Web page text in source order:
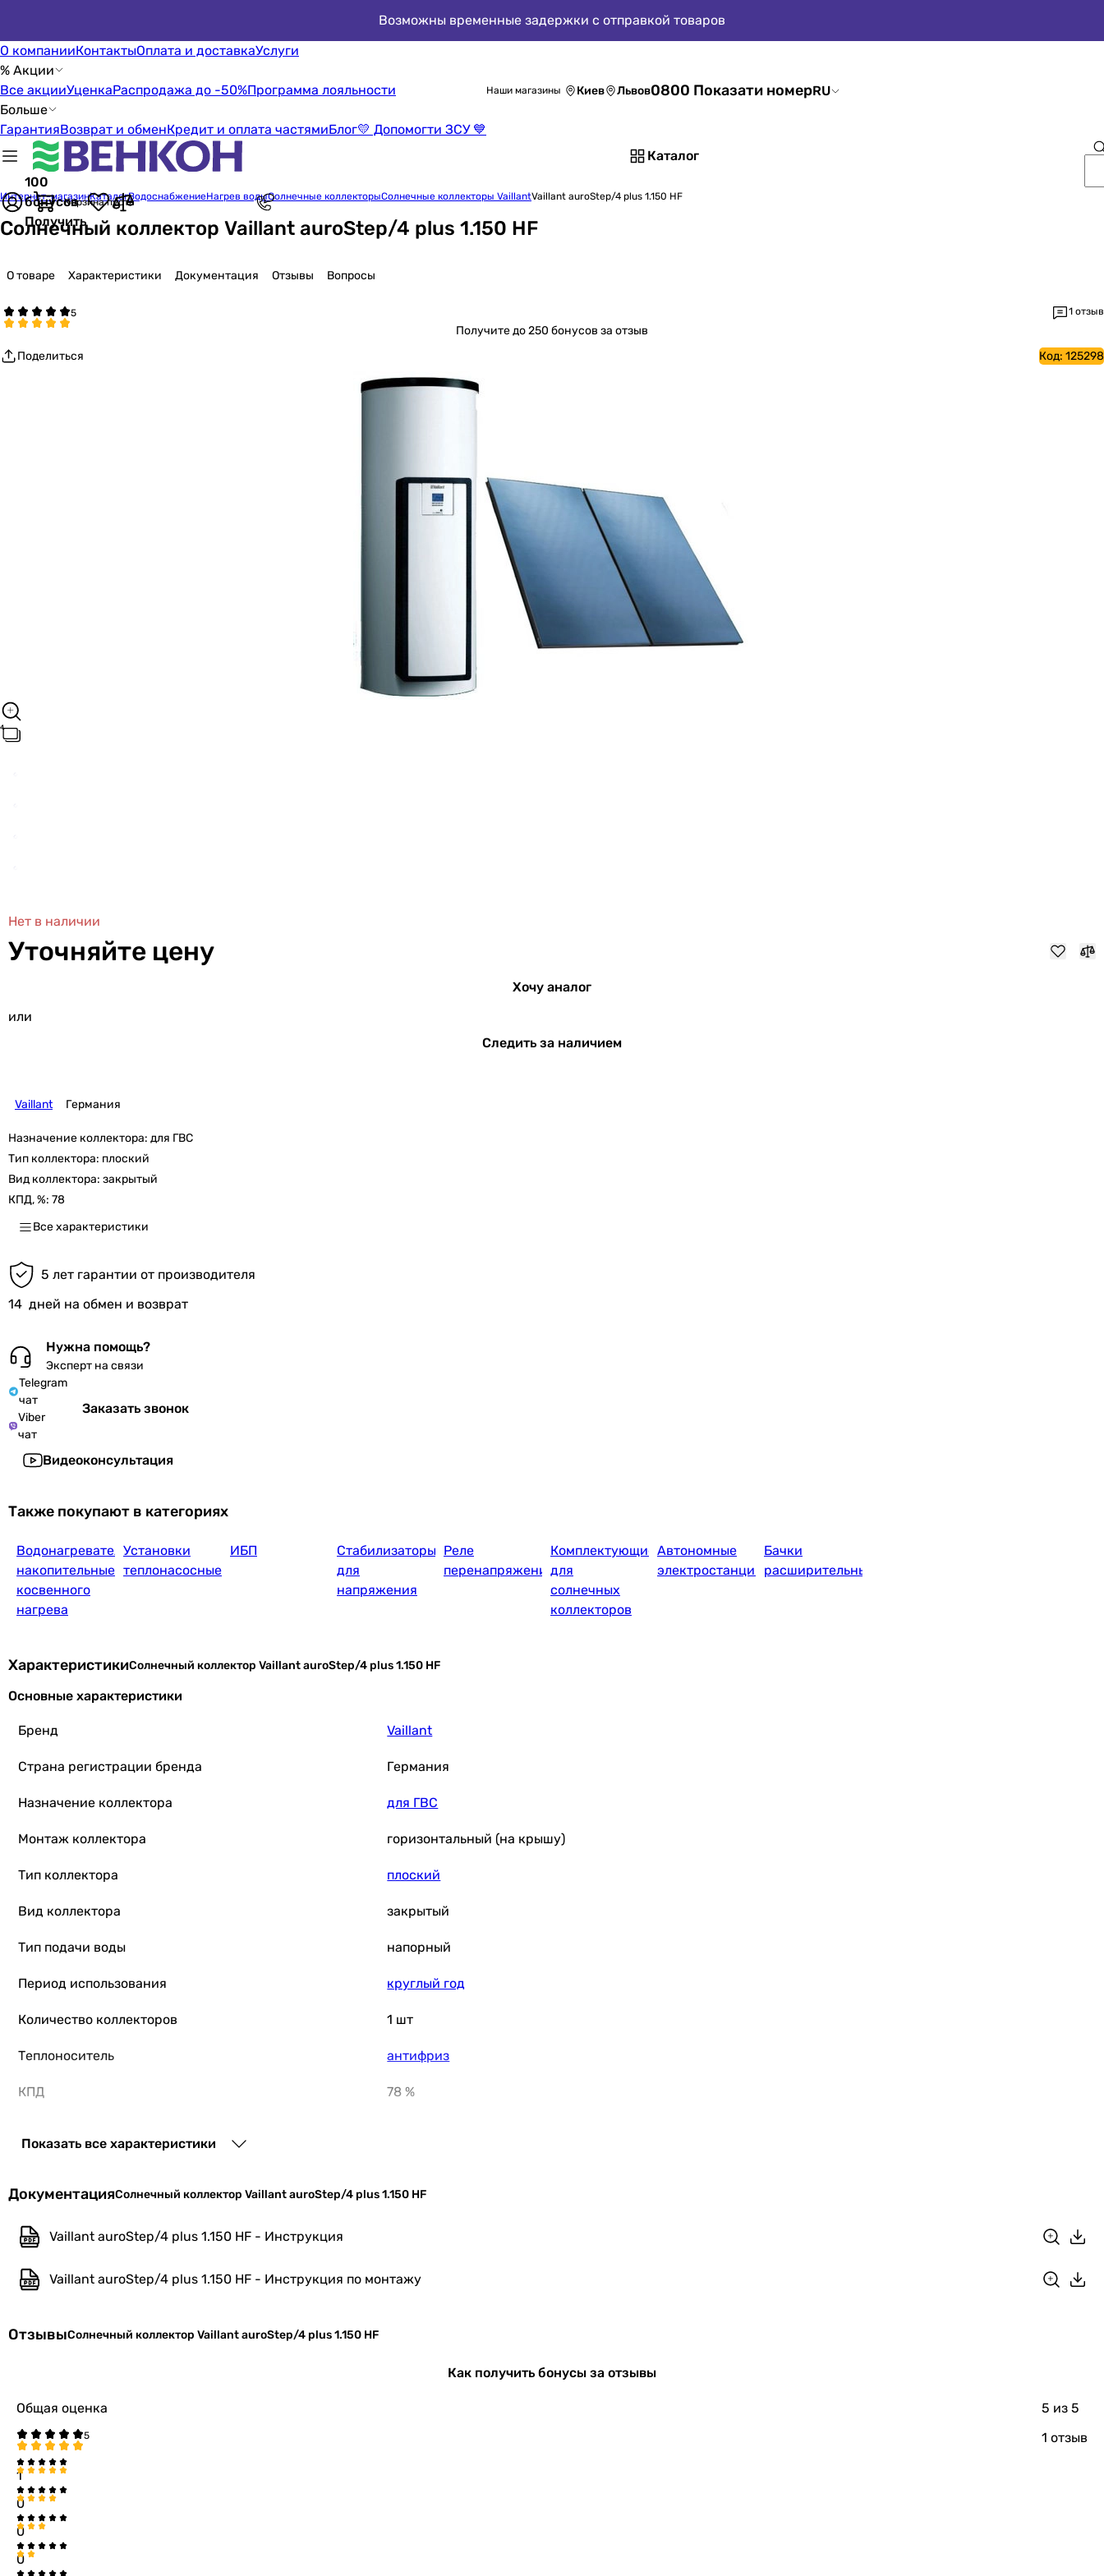
Возможны временные задержки с отправкой товаров
О компанииКонтактыОплата и доставкаУслуги
% Акции
Все акцииУценкаРаспродажа до -50%Программа лояльности
Больше
ГарантияВозврат и обменКредит и оплата частямиБлог💛 Допомогти ЗСУ 💙
Наши магазины Киев Львов0800 Показати номерRU
Каталог
100
бонусов
Получить
Корзина пуста
Интернет-магазинКаталогВодоснабжениеНагрев водыСолнечные коллекторыСолнечные коллекторы VaillantVaillant auroStep/4 plus 1.150 HF
Солнечный коллектор Vaillant auroStep/4 plus 1.150 HF
О товаре Характеристики Документация Отзывы Вопросы
1 отзыв
Получитедо 250 бонусов за отзыв
Поделиться
Код: 125298
Нет в наличии
Уточняйте цену
Хочу аналог
или
Следить за наличием
Vaillant Германия
Назначение коллектора: для ГВС
Тип коллектора: плоский
Вид коллектора: закрытый
КПД, %: 78
Все характеристики
5 лет гарантии от производителя
14 дней на обмен и возврат
Нужна помощь?
Эксперт на связи
Telegram
чат
Viber
чат
Заказать звонок
Видеоконсультация
Также покупают в категориях
Водонагреватели
накопительные
косвенного
нагрева
Установки
теплонасосные
ИБП
Стабилизаторы
для
напряжения
Реле
перенапряжения
Комплектующие
для
солнечных
коллекторов
Автономные
электростанции
Бачки
расширительные
ХарактеристикиСолнечный коллектор Vaillant auroStep/4 plus 1.150 HF
Основные характеристики
Бренд Vaillant
Страна регистрации бренда Германия
Назначение коллектора для ГВС
Монтаж коллектора горизонтальный (на крышу)
Тип коллектора плоский
Вид коллектора закрытый
Тип подачи воды напорный
Период использования круглый год
Количество коллекторов 1 шт
Теплоноситель антифриз
КПД 78 %
Коэф. поглощения абсорбера α 95 %
Коэф. излучения абсорбера ε
Коэф. потери тепла k1 3.93 Вт/(м²·К)
Производство
Особенности
Физические характеристики
Ширина
Высота
Показать все характеристики
ДокументацияСолнечный коллектор Vaillant auroStep/4 plus 1.150 HF
Vaillant auroStep/4 plus 1.150 HF - Инструкция
Vaillant auroStep/4 plus 1.150 HF - Инструкция по монтажу
ОтзывыСолнечный коллектор Vaillant auroStep/4 plus 1.150 HF
Как получить бонусы за отзывы
Общая оценка 5 из 5
1 отзыв
1
0
0
0